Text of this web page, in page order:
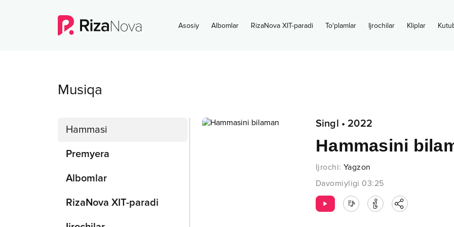
Asosiy Albomlar RizaNova XIT-paradi To‘plamlar Ijrochilar Kliplar
Musiqa
Hammasi
Premyera
Albomlar
RizaNova XIT-paradi
Singl • 2022
Hammasini
Ijrochi: Yagzon
Davomiyligi 03:25